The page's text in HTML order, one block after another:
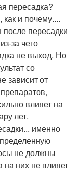
пересадка?
и почему....
пересадки
за чего
не выход. Но
со
зависит от
влияет на
лет.
именно
не должны
на них не влияет